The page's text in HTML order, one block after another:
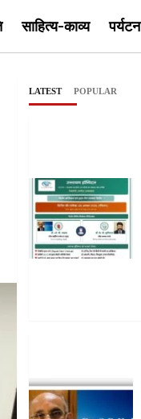
साहित्य-काव्य पर्यटन
LATEST POPULAR